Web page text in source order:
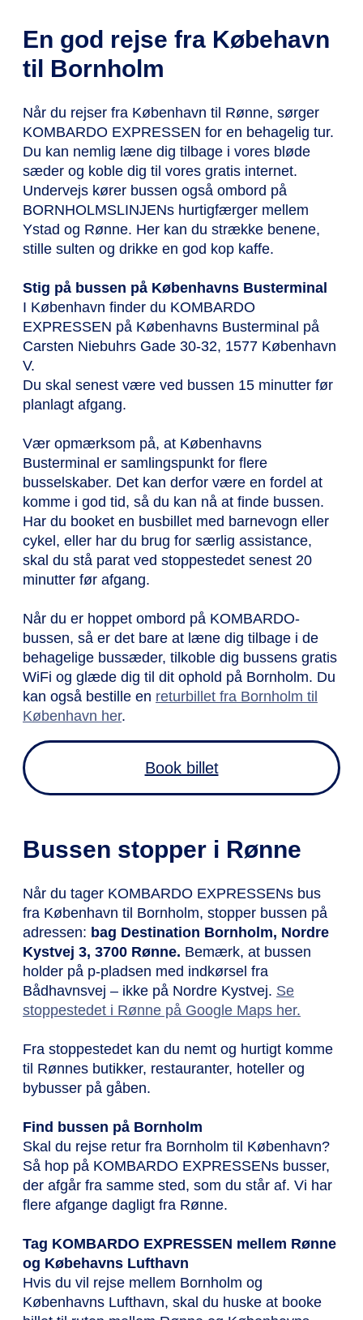
En god rejse fra Købehavn
til Bornholm
Når du rejser fra København til Rønne, sørger
KOMBARDO EXPRESSEN for en behagelig tur.
Du kan nemlig læne dig tilbage i vores bløde
sæder og koble dig til vores gratis internet.
Undervejs kører bussen også ombord på
BORNHOLMSLINJENs hurtigfærger mellem
Ystad og Rønne. Her kan du strække benene,
stille sulten og drikke en god kop kaffe.
Stig på bussen på Københavns Busterminal
I København finder du KOMBARDO
EXPRESSEN på Københavns Busterminal på
Carsten Niebuhrs Gade 30-32, 1577 København
V.
Du skal senest være ved bussen 15 minutter før
planlagt afgang.
Vær opmærksom på, at Københavns
Busterminal er samlingspunkt for flere
busselskaber. Det kan derfor være en fordel at
komme i god tid, så du kan nå at finde bussen.
Har du booket en busbillet med barnevogn eller
cykel, eller har du brug for særlig assistance,
skal du stå parat ved stoppestedet senest 20
minutter før afgang.
Når du er hoppet ombord på KOMBARDO-
bussen, så er det bare at læne dig tilbage i de
behagelige bussæder, tilkoble dig bussens gratis
WiFi og glæde dig til dit ophold på Bornholm. Du
kan også bestille en returbillet fra Bornholm til
København her.
Book billet
Bussen stopper i Rønne
Når du tager KOMBARDO EXPRESSENs bus
fra København til Bornholm, stopper bussen på
adressen: bag Destination Bornholm, Nordre
Kystvej 3, 3700 Rønne. Bemærk, at bussen
holder på p-pladsen med indkørsel fra
Bådhavnsvej – ikke på Nordre Kystvej. Se
stoppestedet i Rønne på Google Maps her.
Fra stoppestedet kan du nemt og hurtigt komme
til Rønnes butikker, restauranter, hoteller og
bybusser på gåben.
Find bussen på Bornholm
Skal du rejse retur fra Bornholm til København?
Så hop på KOMBARDO EXPRESSENs busser,
der afgår fra samme sted, som du står af. Vi har
flere afgange dagligt fra Rønne.
Tag KOMBARDO EXPRESSEN mellem Rønne
og Købehavns Lufthavn
Hvis du vil rejse mellem Bornholm og
Københavns Lufthavn, skal du huske at booke